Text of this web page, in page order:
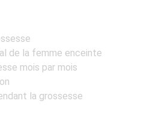
de la femme enceinte
mois par mois
la grossesse